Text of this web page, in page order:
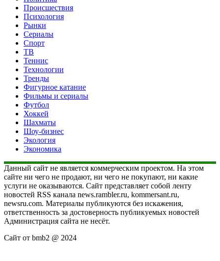
Происшествия
Психология
Рынки
Сериалы
Спорт
ТВ
Теннис
Технологии
Тренды
Фигурное катание
Фильмы и сериалы
Футбол
Хоккей
Шахматы
Шоу-бизнес
Экология
Экономика
Данный сайт не является коммерческим проектом. На этом
сайте ни чего не продают, ни чего не покупают, ни какие
услуги не оказываются. Сайт представляет собой ленту
новостей RSS канала news.rambler.ru, kommersant.ru,
newsru.com. Материалы публикуются без искажения,
ответственность за достоверность публикуемых новостей
Администрация сайта не несёт.
Сайт от bmb2 @ 2024